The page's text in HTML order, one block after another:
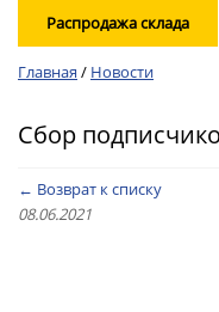
Распродажа склада
Главная / Новости
Сбор
← Возврат к списку
08.06.2021